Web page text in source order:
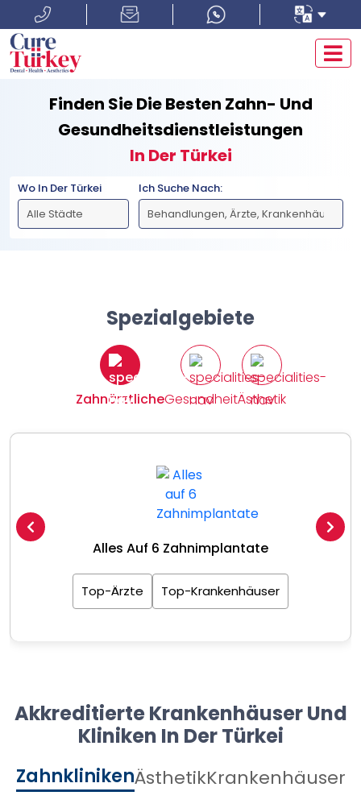
Finden Sie Die Besten Zahn- Und
Gesundheitsdienstleistungen
In Der Türkei
Wo In Der Türkei Ich Suche Nach:
Spezialgebiete
ZahnärztlicheGesundheitÄsthetik
Alles Auf 6 Zahnimplantate
Top-Ärzte Top-Krankenhäuser
Akkreditierte Krankenhäuser Und
Kliniken In Der Türkei
ZahnklinikenÄsthetikKrankenhäuser